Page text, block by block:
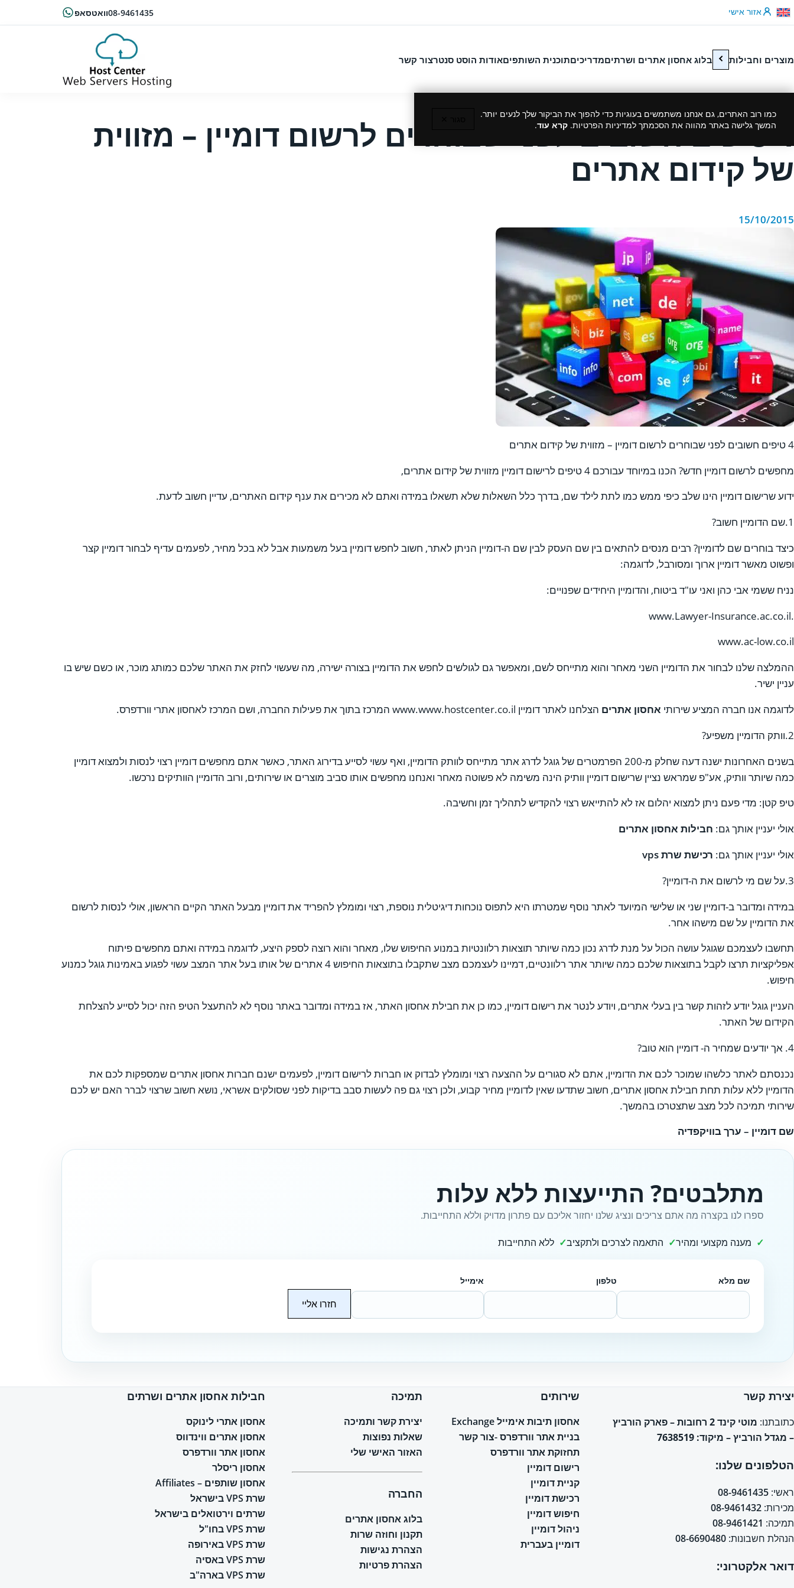
דלג לתוכן 08-9461435וואטסאפ אזור אישי
מוצרים וחבילות בלוג אחסון אתרים ושרתיםמדריכיםתוכנית השותפיםאודות הוסט סנטרצור קשר
כמו רוב האתרים, גם אנחנו משתמשים בעוגיות כדי להפוך את הביקור שלך לנעים יותר.
המשך גלישה באתר מהווה את הסכמתך למדיניות הפרטיות. קרא עוד.
4 טיפים חשובים לפני שבוחרים לרשום דומיין – מזווית
של קידום אתרים
15/10/2015
4 טיפים חשובים לפני שבוחרים לרשום דומיין – מזווית של קידום אתרים
מחפשים לרשום דומיין חדש? הכנו במיוחד עבורכם 4 טיפים לרישום דומיין מזווית של קידום אתרים,
ידוע שרישום דומיין הינו שלב כיפי ממש כמו לתת לילד שם, בדרך כלל השאלות שלא תשאלו במידה ואתם לא מכירים את ענף קידום האתרים, עדיין חשוב לדעת.
1.שם הדומיין חשוב?
כיצד בוחרים שם לדומיין? רבים מנסים להתאים בין שם העסק לבין שם ה-דומיין הניתן לאתר, חשוב לחפש דומיין בעל משמעות אבל לא בכל מחיר, לפעמים עדיף לבחור דומיין קצר
ופשוט מאשר דומיין ארוך ומסורבל, לדוגמה:
נניח ששמי אבי כהן ואני עו"ד ביטוח, והדומיין היחידים שפנויים:
.www.Lawyer-Insurance.ac.co.il
www.ac-low.co.il
ההמלצה שלנו לבחור את הדומיין השני מאחר והוא מתייחס לשם, ומאפשר גם לגולשים לחפש את הדומיין בצורה ישירה, מה שעשוי לחזק את האתר שלכם כמותג מוכר, או כשם שיש בו
עניין ישיר.
לדוגמה אנו חברה המציע שירותי אחסון אתרים הצלחנו לאתר דומיין www.www.hostcenter.co.il המרכז בתוך את פעילות החברה, ושם המרכז לאחסון אתרי וורדפרס.
2.וותק הדומיין משפיע?
בשנים האחרונות ישנה דעה שחלק מ-200 הפרמטרים של גוגל לדרג אתר מתייחס לוותק הדומיין, ואף עשוי לסייע בדירוג האתר, כאשר אתם מחפשים דומיין רצוי לנסות ולמצוא דומיין
כמה שיותר וותיק, אע"פ שמראש נציין שרישום דומיין וותיק הינה משימה לא פשוטה מאחר ואנחנו מחפשים אותו סביב מוצרים או שירותים, ורוב הדומיין הוותיקים נרכשו.
טיפ קטן: מדי פעם ניתן למצוא יהלום אז לא להתייאש רצוי להקדיש לתהליך זמן וחשיבה.
אולי יעניין אותך גם: חבילות אחסון אתרים
אולי יעניין אותך גם: רכישת שרת vps
3.על שם מי לרשום את ה-דומיין?
במידה ומדובר ב-דומיין שני או שלישי המיועד לאתר נוסף שמטרתו היא לתפוס נוכחות דיגיטלית נוספת, רצוי ומומלץ להפריד את דומיין מבעל האתר הקיים הראשון, אולי לנסות לרשום
את הדומיין על שם מישהו אחר.
תחשבו לעצמכם שגוגל עושה הכול על מנת לדרג נכון כמה שיותר תוצאות רלוונטיות במנוע החיפוש שלו, מאחר והוא רוצה לספק היצע, לדוגמה במידה ואתם מחפשים פיתוח
אפליקציות תרצו לקבל בתוצאות שלכם כמה שיותר אתר רלוונטיים, דמיינו לעצמכם מצב שתקבלו בתוצאות החיפוש 4 אתרים של אותו בעל אתר המצב עשוי לפגוע באמינות גוגל כמנוע
חיפוש.
העניין גוגל יודע לזהות קשר בין בעלי אתרים, ויודע לנטר את רישום דומיין, כמו כן את חבילת אחסון האתר, אז במידה ומדובר באתר נוסף לא להתעצל הטיפ הזה יכול לסייע להצלחת
הקידום של האתר.
4. אך יודעים שמחיר ה- דומיין הוא טוב?
נכנסתם לאתר כלשהו שמוכר לכם את הדומיין, אתם לא סגורים על ההצעה רצוי ומומלץ לבדוק או חברות לרישום דומיין, לפעמים ישנם חברות אחסון אתרים שמספקות לכם את
הדומיין ללא עלות תחת חבילת אחסון אתרים, חשוב שתדעו שאין לדומיין מחיר קבוע, ולכן רצוי גם פה לעשות סבב בדיקות לפני שסולקים אשראי, נושא חשוב שרצוי לברר האם יש לכם
שירותי תמיכה לכל מצב שתצטרכו בהמשך.
שם דומיין – ערך בוויקפדיה
מתלבטים? התייעצות ללא עלות
ספרו לנו בקצרה מה אתם צריכים ונציג שלנו יחזור אליכם עם פתרון מדויק וללא התחייבות.
מענה מקצועי ומהיר התאמה לצרכים ולתקציב ללא התחייבות
שם מלא טלפון אימייל
חזרו אליי
יצירת קשר
כתובתנו:
מוטי קינד 2 רחובות – פארק הורביץ
– מגדל הורביץ – מיקוד: 7638519
הטלפונים שלנו:
ראשי: 08-9461435
מכירות: 08-9461432
תמיכה: 08-9461421
הנהלת חשבונות: 08-6690480
דואר אלקטרוני:
שירותים
אחסון תיבות אימייל Exchange
בניית אתר וורדפרס -צור קשר
תחזוקת אתר וורדפרס
רישום דומיין
קניית דומיין
רכישת דומיין
חיפוש דומיין
ניהול דומיין
דומיין בעברית
תמיכה
יצירת קשר ותמיכה
שאלות נפוצות
האזור האישי שלי
החברה
בלוג אחסון אתרים
תקנון וחוזה שרות
הצהרת נגישות
הצהרת פרטיות
חבילות אחסון אתרים ושרתים
אחסון אתרי לינוקס
אחסון אתרים ווינדווס
אחסון אתר וורדפרס
אחסון ריסלר
אחסון שותפים – Affiliates
שרת VPS בישראל
שרתים וירטואלים בישראל
שרת VPS בחו"ל
שרת VPS באירופה
שרת VPS באסיה
שרת VPS בארה"ב